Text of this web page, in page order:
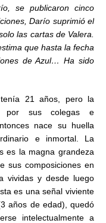
se publicaron cinco
Darío suprimió el
las cartas de Valera.
que hasta la fecha
de Azul… Ha sido
tenía 21 años, pero la
por sus colegas e
nace su huella
e inmortal. La
es la magna grandeza
sus composiciones en
vividas y desde luego
es una señal viviente
años de edad), quedó
intelectualmente a